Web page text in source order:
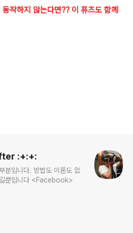
작하지 않는다면?? 이 퓨즈도 함께
:+:+:
법도 이론도 없
<Facebook>